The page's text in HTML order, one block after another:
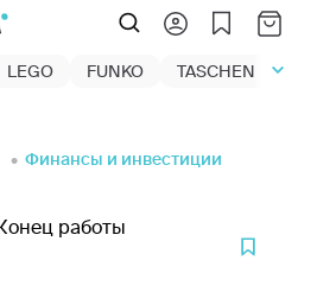
LEGO FUNKO TASCHEN
Финансы и инвестиции